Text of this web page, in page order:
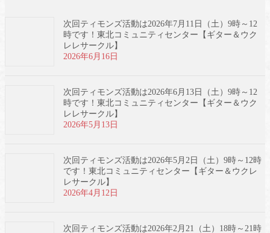
次回ティモンズ活動は2026年7月11日（土）9時～12
時です！東北コミュニティセンター【ギター＆ウク
レレサークル】
2026年6月16日
次回ティモンズ活動は2026年6月13日（土）9時～12
時です！東北コミュニティセンター【ギター＆ウク
レレサークル】
2026年5月13日
次回ティモンズ活動は2026年5月2日（土）9時～12時
です！東北コミュニティセンター【ギター＆ウクレ
レサークル】
2026年4月12日
次回ティモンズ活動は2026年2月21（土）18時～21時